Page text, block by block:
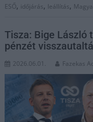
ESŐ, időjárás, leállítás,
Tisza: Bige László
pénzét
2026.06.01. Fazekas